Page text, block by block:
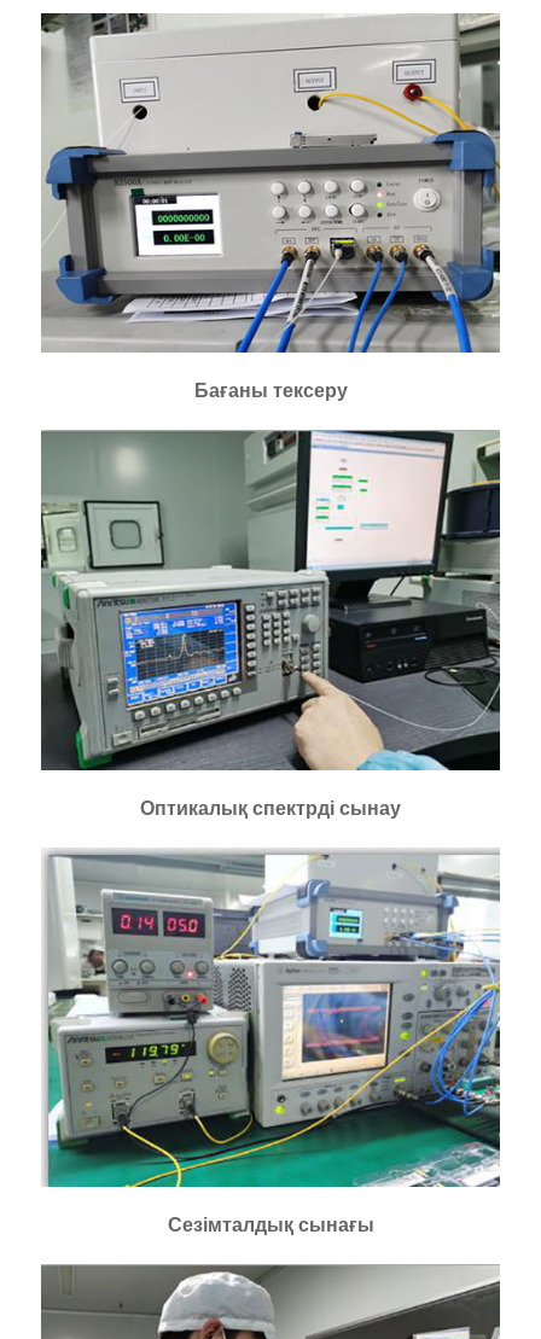
Бағаны тексеру
Оптикалық спектрді сынау
Сезімталдық сынағы